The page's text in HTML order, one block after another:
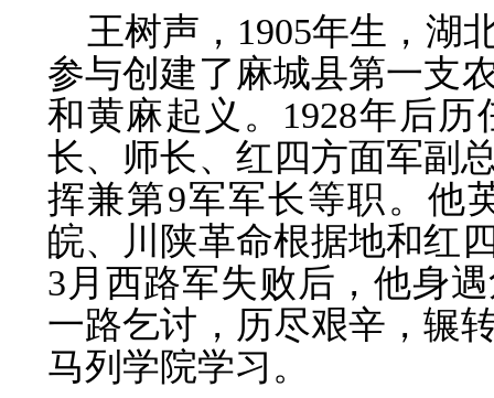
王树声，1905年生，湖
参与创建了麻城县第一支
和黄麻起义。1928年后
长、师长、红四方面军副
挥兼第9军军长等职。他
皖、川陕革命根据地和红
3月西路军失败后，他身
一路乞讨，历尽艰辛，辗
马列学院学习。